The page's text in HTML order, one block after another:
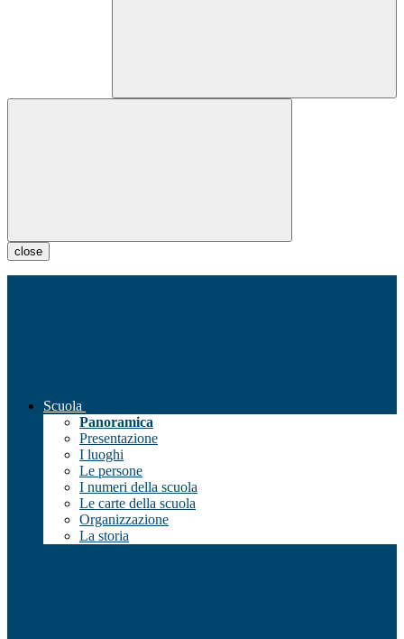
close
Scuola
Panoramica
Presentazione
I luoghi
Le persone
I numeri della scuola
Le carte della scuola
Organizzazione
La storia